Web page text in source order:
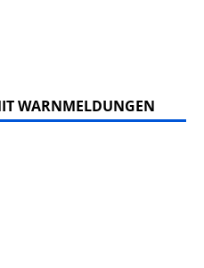
WARNMELDUNGEN